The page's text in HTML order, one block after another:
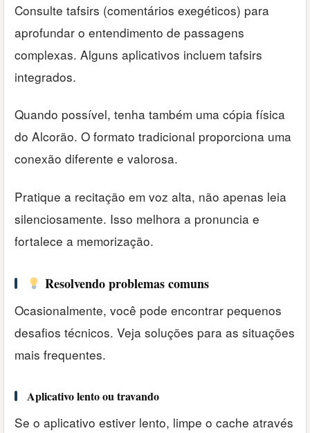
Consulte tafsirs (comentários exegéticos) para
aprofundar o entendimento de passagens
complexas. Alguns aplicativos incluem tafsirs
integrados.
Quando possível, tenha também uma cópia física
do Alcorão. O formato tradicional proporciona uma
conexão diferente e valorosa.
Pratique a recitação em voz alta, não apenas leia
silenciosamente. Isso melhora a pronuncia e
fortalece a memorização.
Resolvendo problemas comuns
Ocasionalmente, você pode encontrar pequenos
desafios técnicos. Veja soluções para as situações
mais frequentes.
Aplicativo lento ou travando
Se o aplicativo estiver lento, limpe o cache através